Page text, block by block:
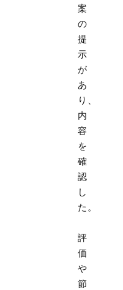
案
の
提
示
が
あ
り、
内
容
を
確
認
し
た。
評
価
や
節